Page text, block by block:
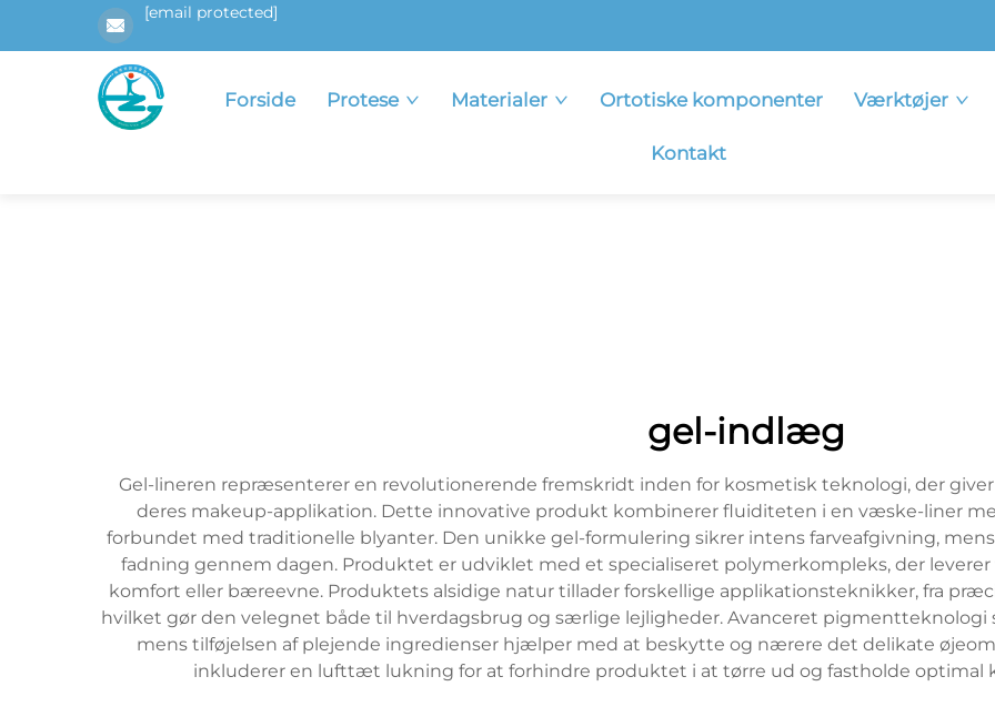
[email protected]
Forside Protese Materialer Ortotiske komponenter Værktøjer
Kontakt
gel-indlæg
Gel-lineren repræsenterer en revolutionerende fremskridt inden for kosmetisk teknologi, der
deres makeup-applikation. Dette innovative produkt kombinerer fluiditeten i en væske-liner
forbundet med traditionelle blyanter. Den unikke gel-formulering sikrer intens farveafgivning,
fadning gennem dagen. Produktet er udviklet med et specialiseret polymerkompleks, der
komfort eller bæreevne. Produktets alsidige natur tillader forskellige applikationsteknikker, fra
hvilket gør den velegnet både til hverdagsbrug og særlige lejligheder. Avanceret pigmentteknologi
mens tilføjelsen af plejende ingredienser hjælper med at beskytte og nærere det delikate
inkluderer en lufttæt lukning for at forhindre produktet i at tørre ud og fastholde optimal